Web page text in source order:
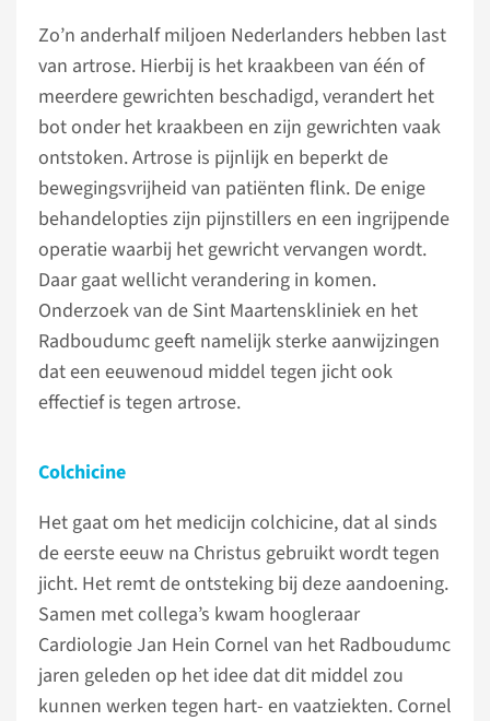
Zo’n anderhalf miljoen Nederlanders hebben last
van artrose. Hierbij is het kraakbeen van één of
meerdere gewrichten beschadigd, verandert het
bot onder het kraakbeen en zijn gewrichten vaak
ontstoken. Artrose is pijnlijk en beperkt de
bewegingsvrijheid van patiënten flink. De enige
behandelopties zijn pijnstillers en een ingrijpende
operatie waarbij het gewricht vervangen wordt.
Daar gaat wellicht verandering in komen.
Onderzoek van de Sint Maartenskliniek en het
Radboudumc geeft namelijk sterke aanwijzingen
dat een eeuwenoud middel tegen jicht ook
effectief is tegen artrose.
Colchicine
Het gaat om het medicijn colchicine, dat al sinds
de eerste eeuw na Christus gebruikt wordt tegen
jicht. Het remt de ontsteking bij deze aandoening.
Samen met collega’s kwam hoogleraar
Cardiologie Jan Hein Cornel van het Radboudumc
jaren geleden op het idee dat dit middel zou
kunnen werken tegen hart- en vaatziekten. Cornel